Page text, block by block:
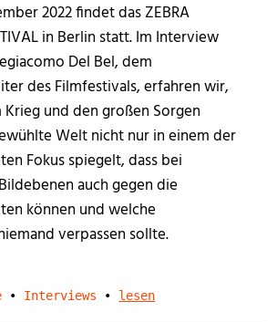
2022 findet das ZEBRA
in Berlin statt. Im Interview
Del Bel, dem
des Filmfestivals, erfahren wir,
und den großen Sorgen
Welt nicht nur in einem der
Fokus spiegelt, dass bei
auch gegen die
können und welche
verpassen sollte.
• Interviews • lesen